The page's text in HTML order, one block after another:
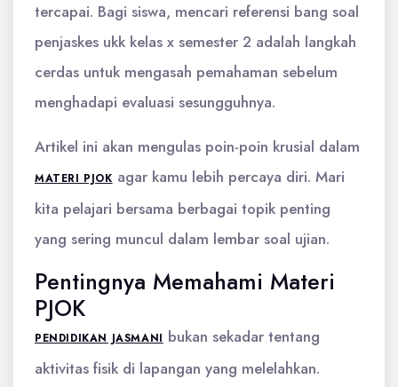
tercapai. Bagi siswa, mencari referensi bang soal
penjaskes ukk kelas x semester 2 adalah langkah
cerdas untuk mengasah pemahaman sebelum
menghadapi evaluasi sesungguhnya.
Artikel ini akan mengulas poin-poin krusial dalam
MATERI PJOK agar kamu lebih percaya diri. Mari
kita pelajari bersama berbagai topik penting
yang sering muncul dalam lembar soal ujian.
Pentingnya Memahami Materi
PJOK
PENDIDIKAN JASMANI bukan sekadar tentang
aktivitas fisik di lapangan yang melelahkan.